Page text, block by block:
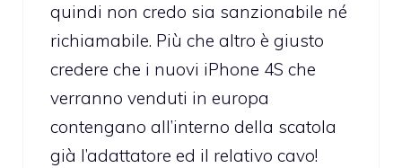
quindi non credo sia sanzionabile né
richiamabile. Più che altro è giusto
credere che i nuovi iPhone 4S che
verranno venduti in europa
contengano all’interno della scatola
già l’adattatore ed il relativo cavo!